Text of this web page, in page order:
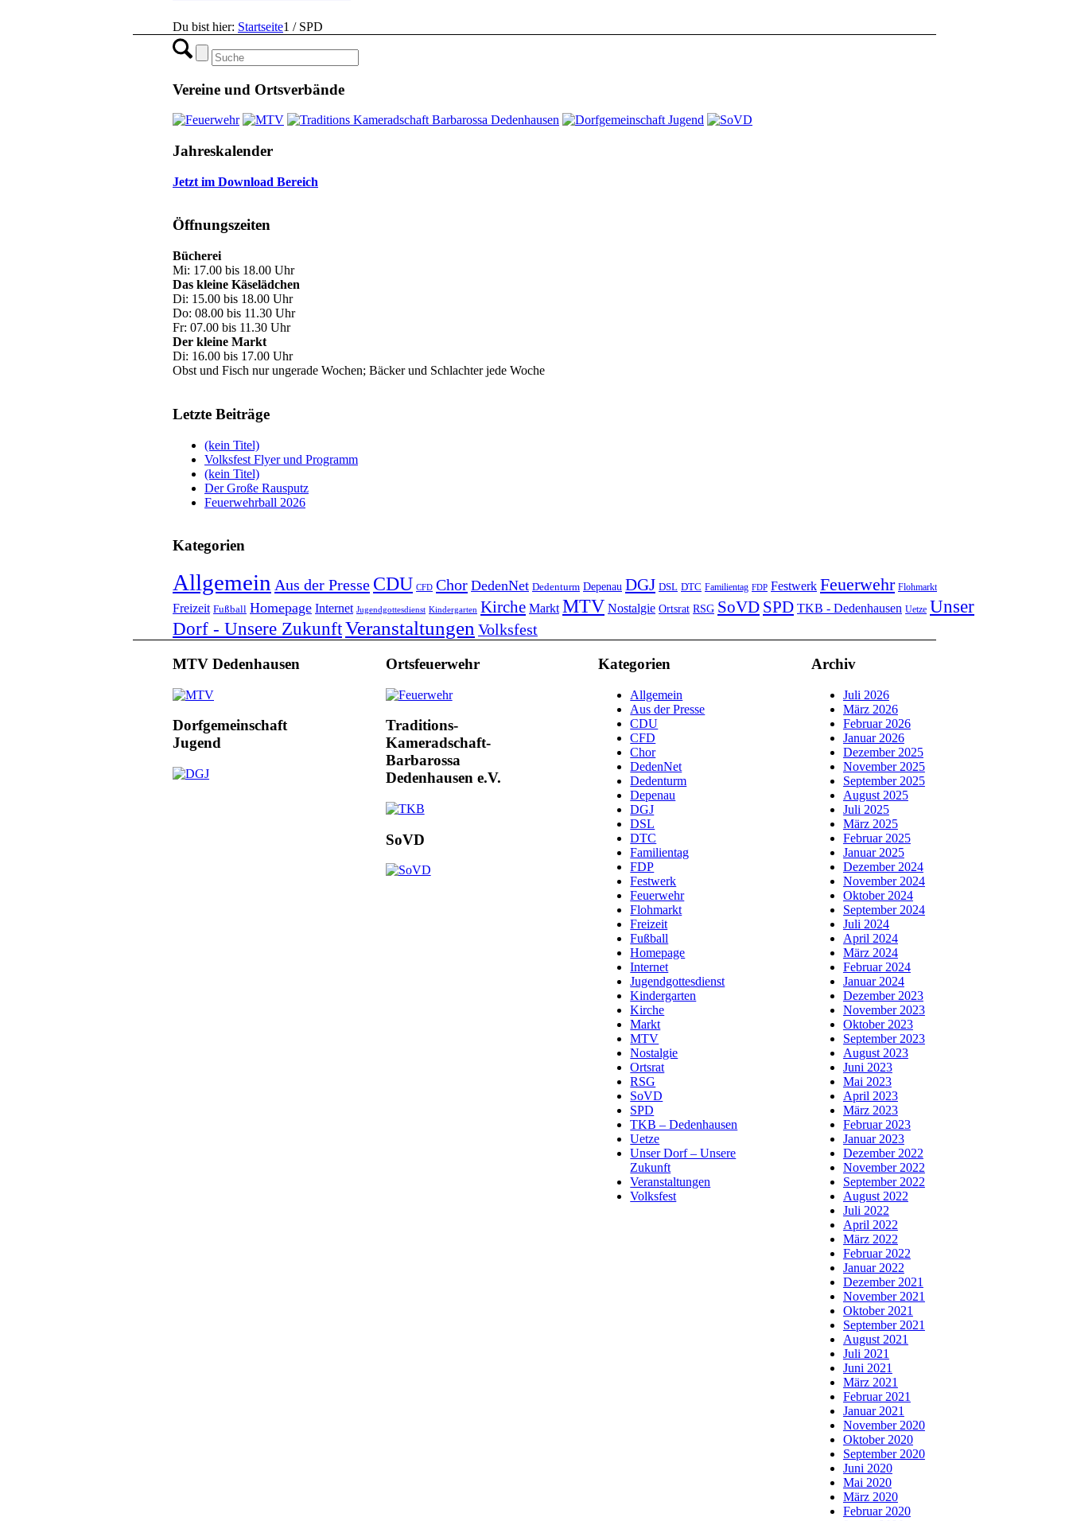
Du bist hier: Startseite1 / SPD
Vereine und Ortsverbände
Jahreskalender
Jetzt im Download Bereich
Öffnungszeiten
Bücherei
Mi: 17.00 bis 18.00 Uhr
Das kleine Käselädchen
Di: 15.00 bis 18.00 Uhr
Do: 08.00 bis 11.30 Uhr
Fr: 07.00 bis 11.30 Uhr
Der kleine Markt
Di: 16.00 bis 17.00 Uhr
Obst und Fisch nur ungerade Wochen; Bäcker und Schlachter jede Woche
Letzte Beiträge
(kein Titel)
Volksfest Flyer und Programm
(kein Titel)
Der Große Rausputz
Feuerwehrball 2026
Kategorien
Allgemein Aus der Presse CDU CFD Chor DedenNet Dedenturm Depenau DGJ DSL DTC Familientag FDP Festwerk Feuerwehr Flohmarkt
Freizeit Fußball Homepage Internet Jugendgottesdienst Kindergarten Kirche Markt MTV Nostalgie Ortsrat RSG SoVD SPD TKB - Dedenhausen Uetze Unser
Dorf - Unsere ZukunftVeranstaltungen Volksfest
MTV Dedenhausen
Dorfgemeinschaft
Jugend
Ortsfeuerwehr
Traditions-
Kameradschaft-
Barbarossa
Dedenhausen e.V.
SoVD
Kategorien
Allgemein
Aus der Presse
CDU
CFD
Chor
DedenNet
Dedenturm
Depenau
DGJ
DSL
DTC
Familientag
FDP
Festwerk
Feuerwehr
Flohmarkt
Freizeit
Fußball
Homepage
Internet
Jugendgottesdienst
Kindergarten
Kirche
Markt
MTV
Nostalgie
Ortsrat
RSG
SoVD
SPD
TKB – Dedenhausen
Uetze
Unser Dorf – Unsere
Zukunft
Veranstaltungen
Volksfest
Archiv
Juli 2026
März 2026
Februar 2026
Januar 2026
Dezember 2025
November 2025
September 2025
August 2025
Juli 2025
März 2025
Februar 2025
Januar 2025
Dezember 2024
November 2024
Oktober 2024
September 2024
Juli 2024
April 2024
März 2024
Februar 2024
Januar 2024
Dezember 2023
November 2023
Oktober 2023
September 2023
August 2023
Juni 2023
Mai 2023
April 2023
März 2023
Februar 2023
Januar 2023
Dezember 2022
November 2022
September 2022
August 2022
Juli 2022
April 2022
März 2022
Februar 2022
Januar 2022
Dezember 2021
November 2021
Oktober 2021
September 2021
August 2021
Juli 2021
Juni 2021
März 2021
Februar 2021
Januar 2021
November 2020
Oktober 2020
September 2020
Juni 2020
Mai 2020
März 2020
Februar 2020